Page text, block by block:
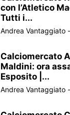
con l’Atletico
Tutti i...
Andrea Vantaggiato -
Calciomercato
Maldini: ora
Esposito |...
Andrea Vantaggiato -